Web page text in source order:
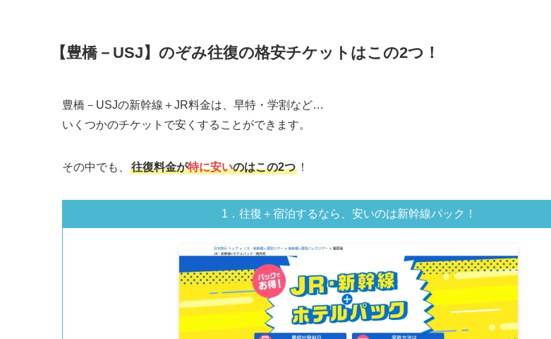
【豊橋－USJ】のぞみ往復の格安チケットはこの2つ！
豊橋－USJの新幹線＋JR料金は、早特・学割など…
いくつかのチケットで安くすることができます。
その中でも、 往復料金が特に安いのはこの2つ ！
1．往復＋宿泊するなら、安いのは新幹線パック！